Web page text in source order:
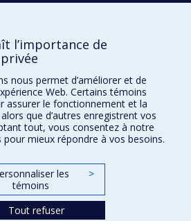
SCIENCES
l’importance de
nous permet d’améliorer et de
Web. Certains témoins
assurer le fonctionnement et la
que d’autres enregistrent vos
tout, vous consentez à notre
mieux répondre à vos besoins.
les
témoins
>
Tout refuser